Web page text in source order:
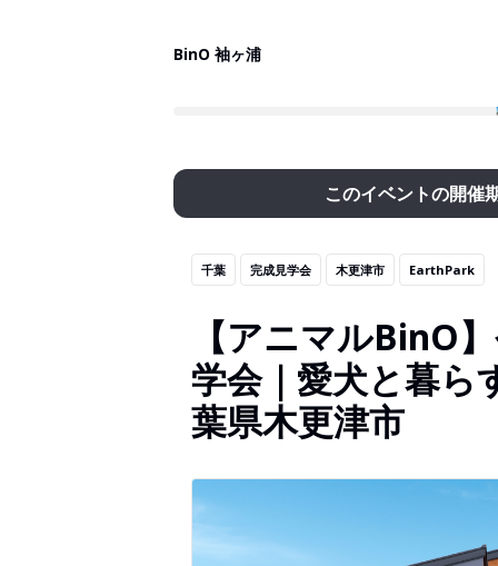
BinO 袖ヶ浦
このイベントの開催
千葉 完成見学会 木更津市 EarthPark
【アニマルBinO
学会｜愛犬と暮
葉県木更津市